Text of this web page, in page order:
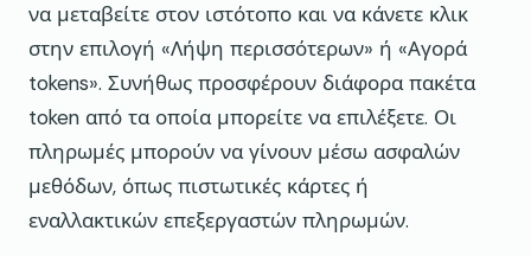
να μεταβείτε στον ιστότοπο και να κάνετε κλικ
στην επιλογή «Λήψη περισσότερων» ή «Αγορά
tokens». Συνήθως προσφέρουν διάφορα πακέτα
token από τα οποία μπορείτε να επιλέξετε. Οι
πληρωμές μπορούν να γίνουν μέσω ασφαλών
μεθόδων, όπως πιστωτικές κάρτες ή
εναλλακτικών επεξεργαστών πληρωμών.